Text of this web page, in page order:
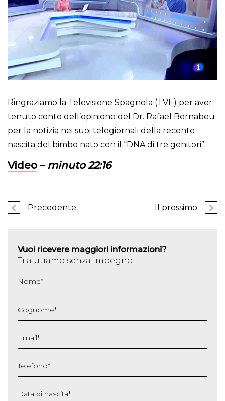
Ringraziamo la Televisione Spagnola (TVE) per aver
tenuto conto dell’opinione del Dr. Rafael Bernabeu
per la notizia nei suoi telegiornali della recente
nascita del bimbo nato con il “DNA di tre genitori”.
Video – minuto 22:16
Precedente Il prossimo
Vuoi ricevere maggiori informazioni?
Ti aiutiamo senza impegno
Nome*
Cognome*
Email*
Telefono*
Data di nascita*